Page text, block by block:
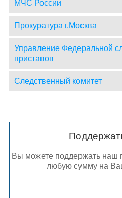
МЧС России
Прокуратура г.Москва
Управление Федеральной
приставов
Следственный комитет
Вы можете поддержать наш
любую сумму на